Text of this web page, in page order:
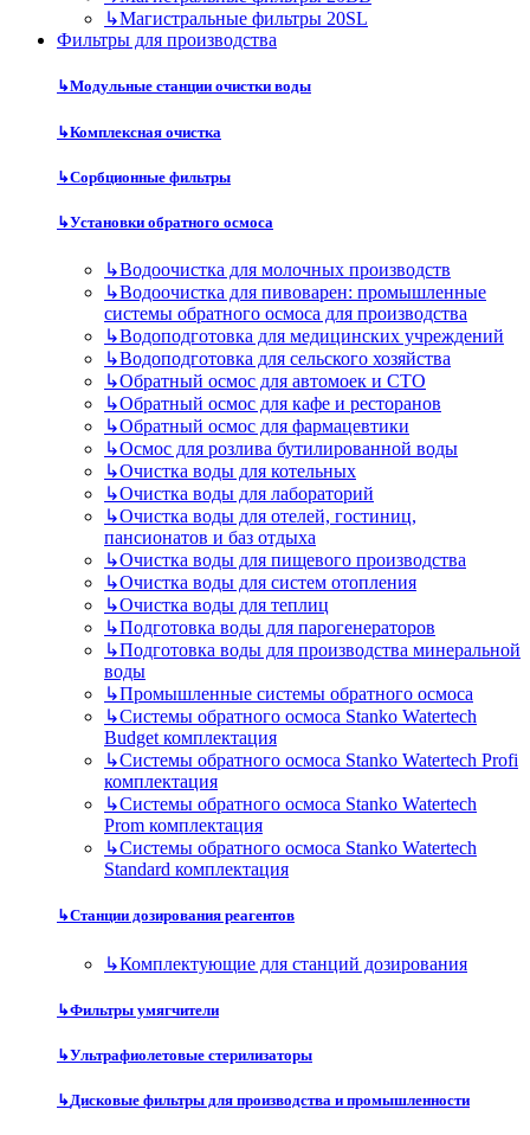
↳Магистральные фильтры 20SL
Фильтры для производства
↳Модульные станции очистки воды
↳Комплексная очистка
↳Сорбционные фильтры
↳Установки обратного осмоса
↳Водоочистка для молочных производств
↳Водоочистка для пивоварен: промышленные
системы обратного осмоса для производства
↳Водоподготовка для медицинских учреждений
↳Водоподготовка для сельского хозяйства
↳Обратный осмос для автомоек и СТО
↳Обратный осмос для кафе и ресторанов
↳Обратный осмос для фармацевтики
↳Осмос для розлива бутилированной воды
↳Очистка воды для котельных
↳Очистка воды для лабораторий
↳Очистка воды для отелей, гостиниц,
пансионатов и баз отдыха
↳Очистка воды для пищевого производства
↳Очистка воды для систем отопления
↳Очистка воды для теплиц
↳Подготовка воды для парогенераторов
↳Подготовка воды для производства минеральной
воды
↳Промышленные системы обратного осмоса
↳Системы обратного осмоса Stanko Watertech
Budget комплектация
↳Системы обратного осмоса Stanko Watertech Profi
комплектация
↳Системы обратного осмоса Stanko Watertech
Prom комплектация
↳Системы обратного осмоса Stanko Watertech
Standard комплектация
↳Станции дозирования реагентов
↳Комплектующие для станций дозирования
↳Фильтры умягчители
↳Ультрафиолетовые стерилизаторы
↳Дисковые фильтры для производства и промышленности